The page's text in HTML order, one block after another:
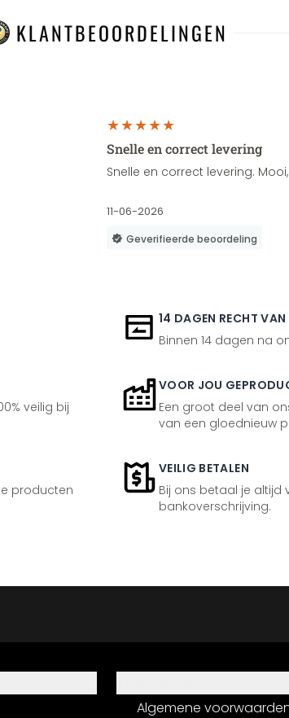
KLANTBEOORDELINGEN
Snelle en correct levering
Snelle en correct levering.
11-06-2026
Geverifieerde beoordeling
14 DAGEN RECHT VAN
Binnen 14 dagen na
veilig bij
VOOR JOU
Een groot deel van
van een gloednieuw
producten
VEILIG BETALEN
Bij ons betaal je altijd
bankoverschrijving.
Algemene